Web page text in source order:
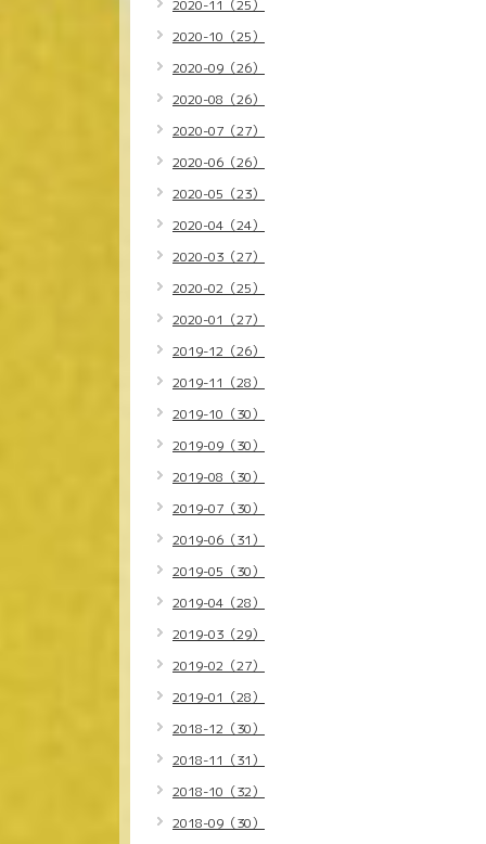
2020-11（25）
2020-10（25）
2020-09（26）
2020-08（26）
2020-07（27）
2020-06（26）
2020-05（23）
2020-04（24）
2020-03（27）
2020-02（25）
2020-01（27）
2019-12（26）
2019-11（28）
2019-10（30）
2019-09（30）
2019-08（30）
2019-07（30）
2019-06（31）
2019-05（30）
2019-04（28）
2019-03（29）
2019-02（27）
2019-01（28）
2018-12（30）
2018-11（31）
2018-10（32）
2018-09（30）